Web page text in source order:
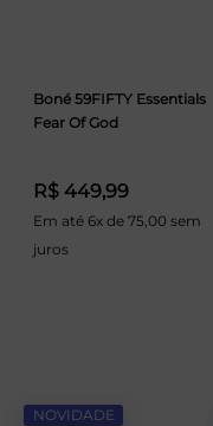
Boné 59FIFTY Essentials
Fear Of God
R$ 449,99
Em até 6x de 75,00 sem
juros
NOVIDADE